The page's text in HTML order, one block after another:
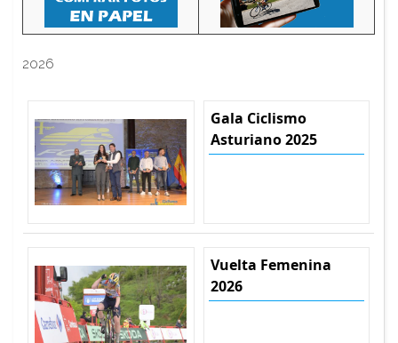
2026
Gala Ciclismo
Asturiano 2025
Vuelta Femenina
2026